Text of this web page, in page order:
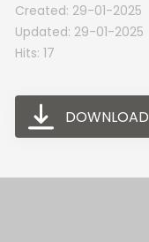
Created: 29-01-2025
Updated: 29-01-2025
Hits: 17
DOWNLOAD